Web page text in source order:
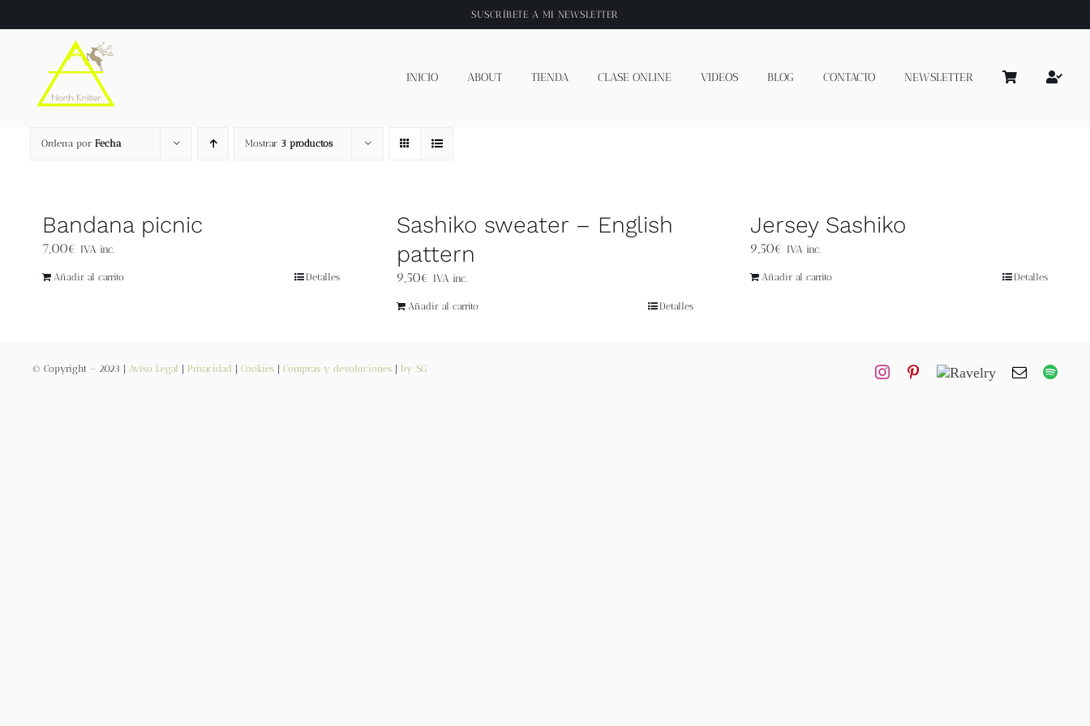
al
SUSCRÍBETE A MI NEWSLETTER
INICIO ABOUT TIENDA CLASE ONLINE VIDEOS BLOG CONTACTO NEWSLETTER
Ordena por Fecha Mostrar 3 productos
Bandana picnic
7,00€ IVA inc.
Añadir al carrito Detalles
Sashiko sweater – English
pattern
9,50€ IVA inc.
Añadir al carrito Detalles
Jersey Sashiko
9,50€ IVA inc.
Añadir al carrito Detalles
© Copyright – 2023 | Aviso Legal Privacidad Cookies| Compras y devoluciones| by SG